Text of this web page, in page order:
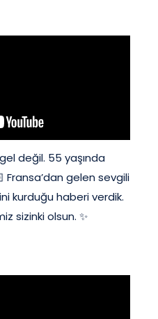
değil. 55 yaşında
Fransa’dan gelen sevgili
kurduğu haberi verdik.
sizinki olsun. ✨